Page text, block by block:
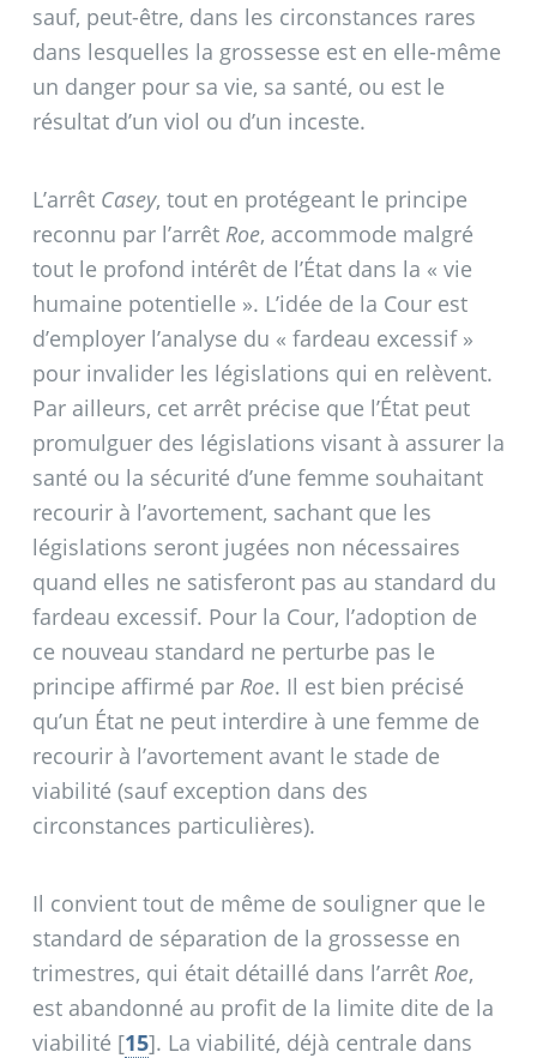
sauf, peut-être, dans les circonstances rares
dans lesquelles la grossesse est en elle-même
un danger pour sa vie, sa santé, ou est le
résultat d’un viol ou d’un inceste.
L’arrêt Casey, tout en protégeant le principe
reconnu par l’arrêt Roe, accommode malgré
tout le profond intérêt de l’État dans la « vie
humaine potentielle ». L’idée de la Cour est
d’employer l’analyse du « fardeau excessif »
pour invalider les législations qui en relèvent.
Par ailleurs, cet arrêt précise que l’État peut
promulguer des législations visant à assurer la
santé ou la sécurité d’une femme souhaitant
recourir à l’avortement, sachant que les
législations seront jugées non nécessaires
quand elles ne satisferont pas au standard du
fardeau excessif. Pour la Cour, l’adoption de
ce nouveau standard ne perturbe pas le
principe affirmé par Roe. Il est bien précisé
qu’un État ne peut interdire à une femme de
recourir à l’avortement avant le stade de
viabilité (sauf exception dans des
circonstances particulières).
Il convient tout de même de souligner que le
standard de séparation de la grossesse en
trimestres, qui était détaillé dans l’arrêt Roe,
est abandonné au profit de la limite dite de la
viabilité [15]. La viabilité, déjà centrale dans